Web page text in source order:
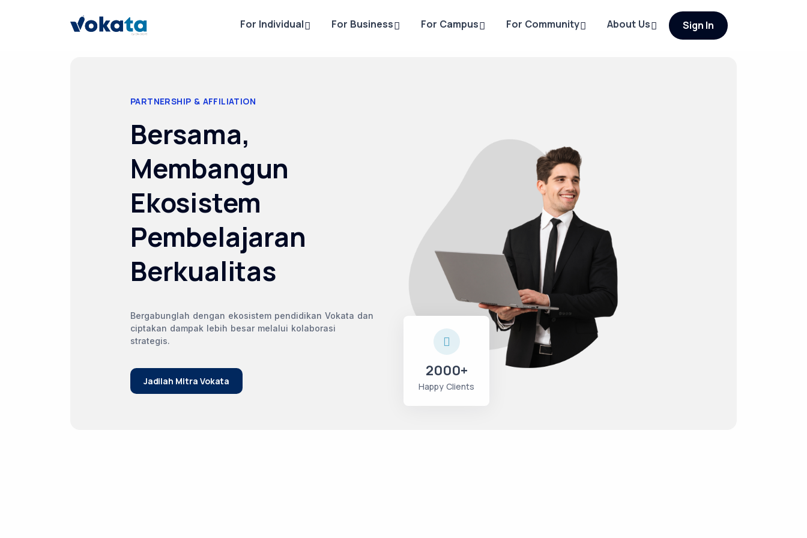
For Individual For Business For Campus For Community About Us Sign In
PARTNERSHIP & AFFILIATION
Bersama,
Membangun
Ekosistem
Pembelajaran
Berkualitas
Bergabunglah dengan ekosistem pendidikan Vokata dan
ciptakan dampak lebih besar melalui kolaborasi
strategis.
Jadilah Mitra Vokata
2000+
Happy Clients